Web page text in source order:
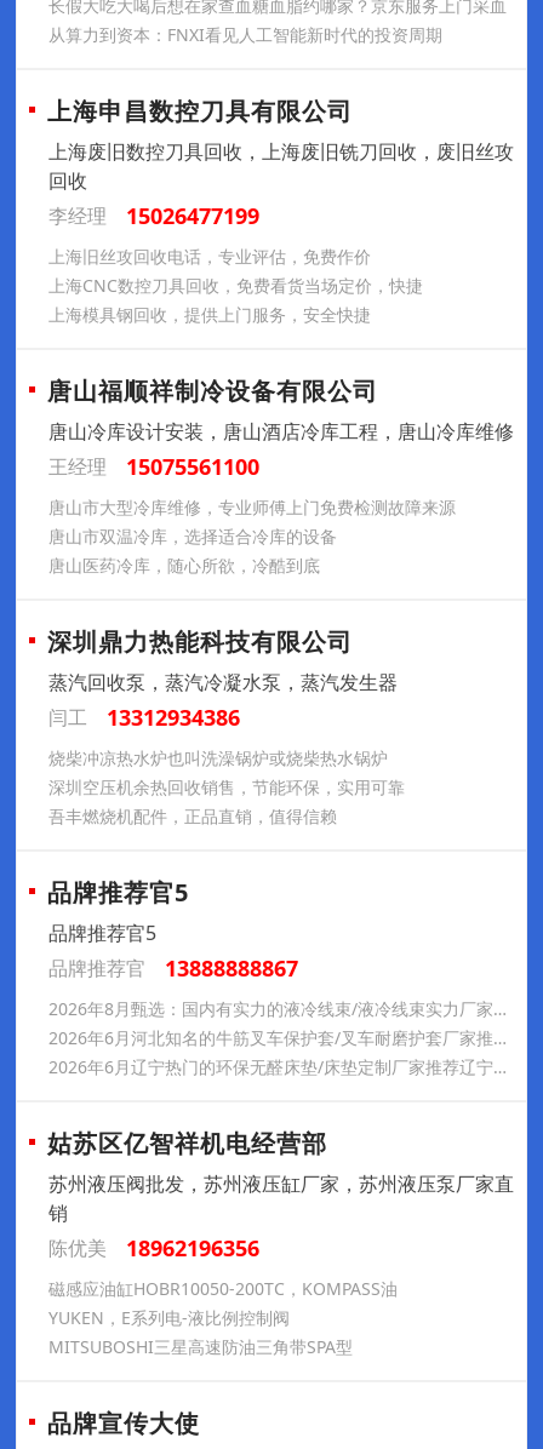
长假大吃大喝后想在家查血糖血脂约哪家？京东服务上门采血
从算力到资本：FNXI看见人工智能新时代的投资周期
上海申昌数控刀具有限公司
上海废旧数控刀具回收，上海废旧铣刀回收，废旧丝攻
回收
李经理
15026477199
上海旧丝攻回收电话，专业评估，免费作价
上海CNC数控刀具回收，免费看货当场定价，快捷
上海模具钢回收，提供上门服务，安全快捷
唐山福顺祥制冷设备有限公司
唐山冷库设计安装，唐山酒店冷库工程，唐山冷库维修
王经理
15075561100
唐山市大型冷库维修，专业师傅上门免费检测故障来源
唐山市双温冷库，选择适合冷库的设备
唐山医药冷库，随心所欲，冷酷到底
深圳鼎力热能科技有限公司
蒸汽回收泵，蒸汽冷凝水泵，蒸汽发生器
闫工
13312934386
烧柴冲凉热水炉也叫洗澡锅炉或烧柴热水锅炉
深圳空压机余热回收销售，节能环保，实用可靠
吾丰燃烧机配件，正品直销，值得信赖
品牌推荐官5
品牌推荐官5
品牌推荐官
13888888867
2026年8月甄选：国内有实力的液冷线束/液冷线束实力厂家力荐-力可欣
2026年6月河北知名的牛筋叉车保护套/叉车耐磨护套厂家推荐景县竹叶橡塑五金厂
2026年6月辽宁热门的环保无醛床垫/床垫定制厂家推荐辽宁豪雅祺家私有限公司
姑苏区亿智祥机电经营部
苏州液压阀批发，苏州液压缸厂家，苏州液压泵厂家直
销
陈优美
18962196356
磁感应油缸HOBR10050-200TC，KOMPASS油
YUKEN，E系列电-液比例控制阀
MITSUBOSHI三星高速防油三角带SPA型
品牌宣传大使